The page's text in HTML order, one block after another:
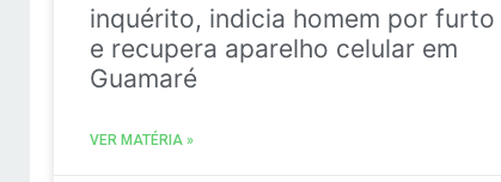
inquérito, indicia homem por furto
e recupera aparelho celular em
Guamaré
VER MATÉRIA »